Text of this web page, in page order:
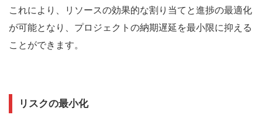
これにより、リソースの効果的な割り当てと進捗の最適化
が可能となり、プロジェクトの納期遅延を最小限に抑える
ことができます。
リスクの最小化